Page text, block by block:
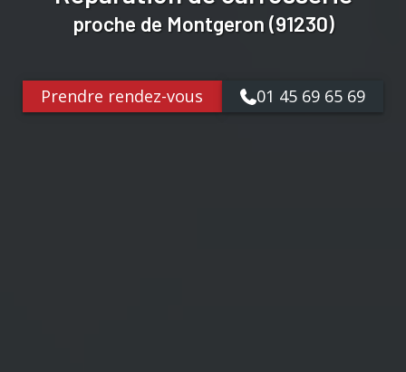
proche de Montgeron (91230)
Prendre rendez-vous 01 45 69 65 69